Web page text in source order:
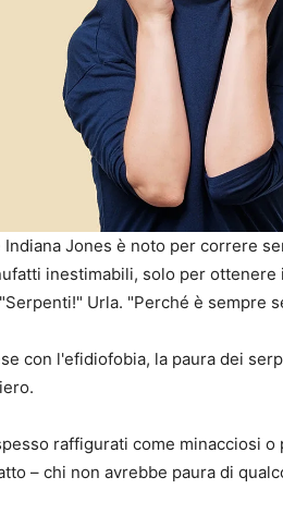
Indiana Jones è noto per correre
inestimabili, solo per
Urla. "Perché è sempre
con l'efidiofobia, la paura dei
raffigurati come minacciosi
– chi non avrebbe paura di